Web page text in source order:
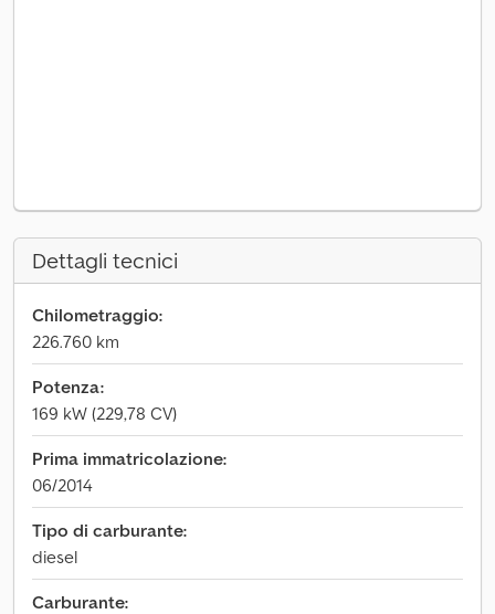
Dettagli tecnici
Chilometraggio:
226.760 km
Potenza:
169 kW (229,78 CV)
Prima immatricolazione:
06/2014
Tipo di carburante:
diesel
Carburante: